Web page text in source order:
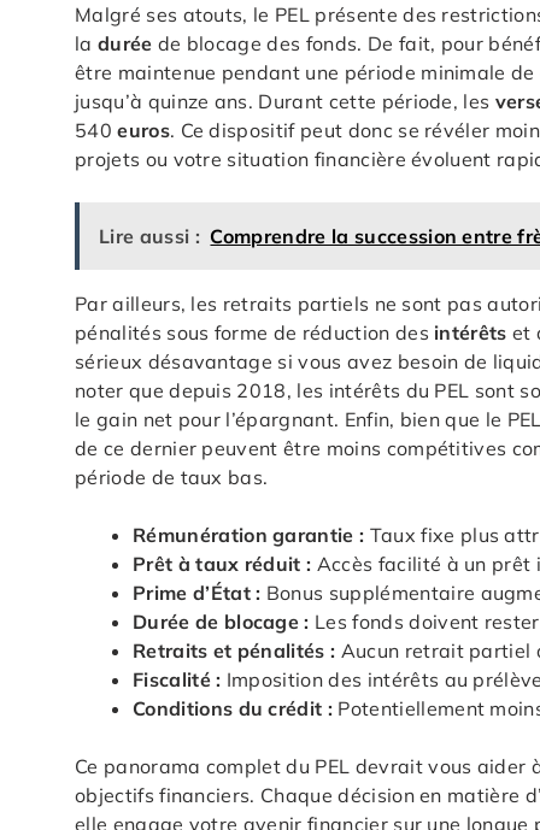
Malgré ses atouts, le PEL présente des
la durée de blocage des fonds. De fait, pour
être maintenue pendant une période minimale
jusqu’à quinze ans. Durant cette période, les
540euros. Ce dispositif peut donc se révéler
projets ou votre situation financière évoluent
Lire aussi : Comprendre la succession entre
Par ailleurs, les retraits partiels ne sont pas
pénalités sous forme de réduction des intérêts et
sérieux désavantage si vous avez besoin de
noter que depuis 2018, les intérêts du PEL sont
le gain net pour l’épargnant. Enfin, bien que le
de ce dernier peuvent être moins compétitives
période de taux bas.
Rémunération garantie : Taux fixe plus
Prêt à taux réduit : Accès facilité à un prêt
Prime d’État : Bonus supplémentaire
Durée de blocage : Les fonds doivent
Retraits et pénalités : Aucun retrait partiel
Fiscalité : Imposition des intérêts au
Conditions du crédit : Potentiellement
Ce panorama complet du PEL devrait vous
objectifs financiers. Chaque décision en matière
elle engage votre avenir financier sur une longue